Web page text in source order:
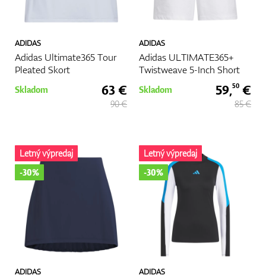
ADIDAS
Adidas Ultimate365 Tour
Pleated Skort
Skladom 63 €
90 €
ADIDAS
Adidas ULTIMATE365+
Twistweave 5-Inch Short
Skladom 59,50 €
85 €
ADIDAS
Letný výpredaj
-30%
ADIDAS
Letný výpredaj
-30%